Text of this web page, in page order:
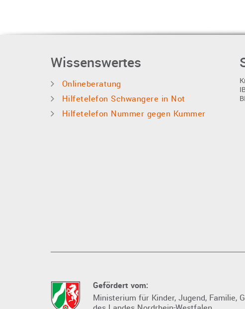
Wissenswertes
Onlineberatung
Hilfetelefon Schwangere in Not
Hilfetelefon Nummer gegen Kummer
Gefördert vom:
Ministerium für Kinder, Jugend, Familie,